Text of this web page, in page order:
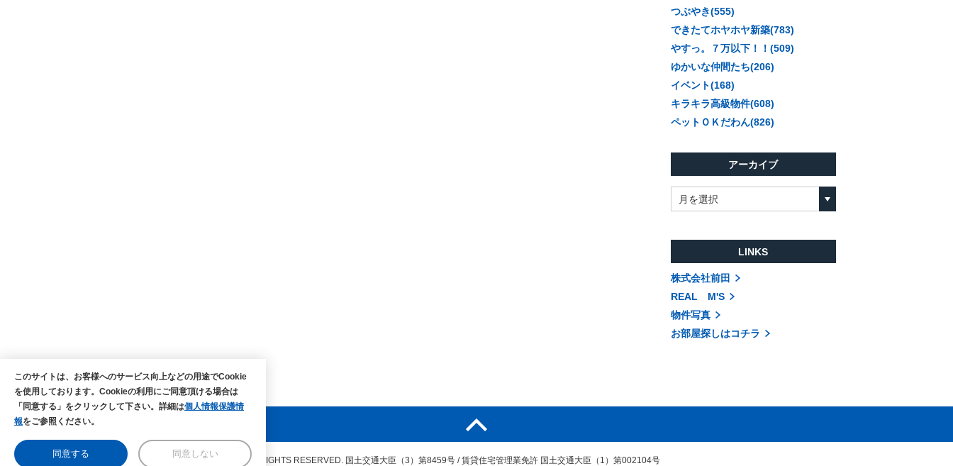
つぶやき(555)
できたてホヤホヤ新築(783)
やすっ。７万以下！！(509)
ゆかいな仲間たち(206)
イベント(168)
キラキラ高級物件(608)
ペットＯＫだわん(826)
アーカイブ
月を選択
LINKS
株式会社前田
REAL M'S
物件写真
お部屋探しはコチラ
COPYRIGHTS © MAEDA co.,ltd. ALL RIGHTS RESERVED. 国土交通大臣（3）第8459号 /賃貸住宅管理業免許 国土交通大臣（1）第002104号
このサイトは、お客様へのサービス向上などの用途でCookie
を使用しております。Cookieの利用にご同意頂ける場合は
「同意する」をクリックして下さい。詳細は個人情報保護情
報をご参照ください。
同意する 同意しない